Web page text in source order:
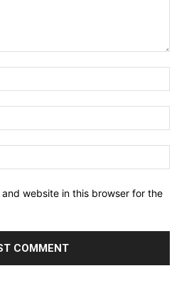
and website in this browser for the